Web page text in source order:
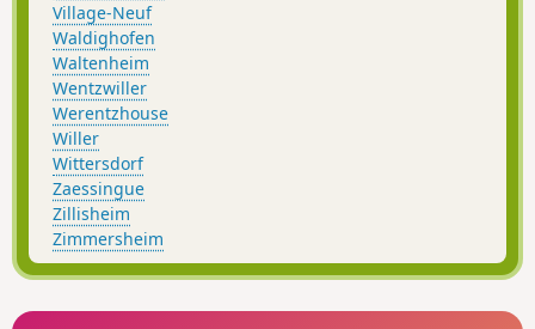
Village-Neuf
Waldighofen
Waltenheim
Wentzwiller
Werentzhouse
Willer
Wittersdorf
Zaessingue
Zillisheim
Zimmersheim